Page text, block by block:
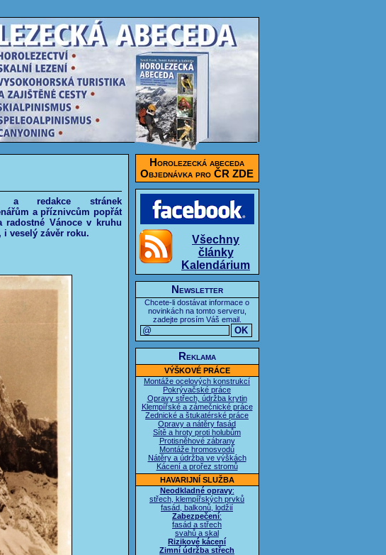
a redakce stránek
a příznivcům popřát
Vánoce v kruhu
veselý závěr roku.
Horolezecká abeceda
Objednávka pro ČR ZDE
Všechny
články
Kalendárium
Newsletter
Chcete-li dostávat informace o
novinkách na tomto serveru,
zadejte prosím Váš email.
Reklama
VÝŠKOVÉ PRÁCE
Montáže ocelových konstrukcí
Pokrývačské práce
Opravy střech, údržba krytin
Klempířské a zámečnické práce
Zednické a štukatérské práce
Opravy a nátěry fasád
Sítě a hroty proti holubům
Protisněhové zábrany
Montáže hromosvodů
Nátěry a údržba ve výškách
Kácení a prořez stromů
HAVARIJNÍ SLUŽBA
Neodkladné opravy:
střech, klempířských prvků
fasád, balkonů, lodžií
Zabezpečení:
fasád a střech
svahů a skal
Rizikové kácení
Zimní údržba střech